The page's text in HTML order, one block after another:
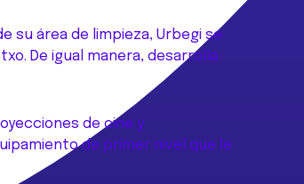
su área de limpieza, Urbegi se
De igual manera, desarrolla
de cine y
de primer nivel que le